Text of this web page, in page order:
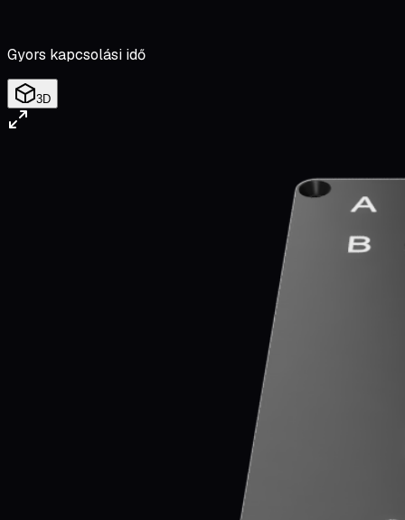
Gyors kapcsolási idő
3D